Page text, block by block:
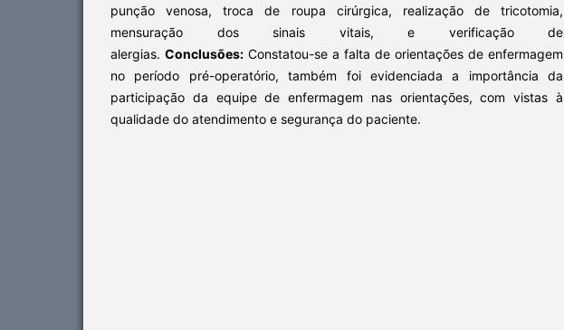
punção venosa, troca de roupa cirúrgica, realização de tricotomia,
mensuração dos sinais vitais, e verificação de
alergias. Conclusões: Constatou-se a falta de orientações de enfermagem
no período pré-operatório, também foi evidenciada a importância da
participação da equipe de enfermagem nas orientações, com vistas à
qualidade do atendimento e segurança do paciente.